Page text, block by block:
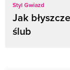
Styl Gwiazd
Jak
ślub